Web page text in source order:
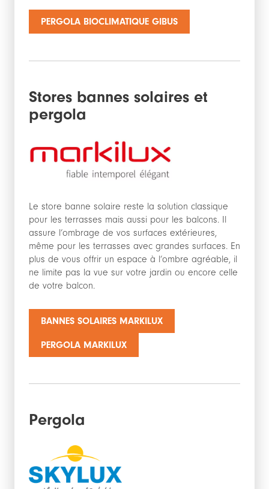
PERGOLA BIOCLIMATIQUE GIBUS
Stores bannes solaires et
pergola
Le store banne solaire reste la solution classique
pour les terrasses mais aussi pour les balcons. Il
assure l’ombrage de vos surfaces extérieures,
même pour les terrasses avec grandes surfaces. En
plus de vous offrir un espace à l’ombre agréable, il
ne limite pas la vue sur votre jardin ou encore celle
de votre balcon.
BANNES SOLAIRES MARKILUX
PERGOLA MARKILUX
Pergola